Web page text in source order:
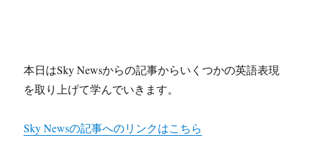
本日はSky Newsからの記事からいくつかの英語表現
を取り上げて学んでいきます。
Sky Newsの記事へのリンクはこちら